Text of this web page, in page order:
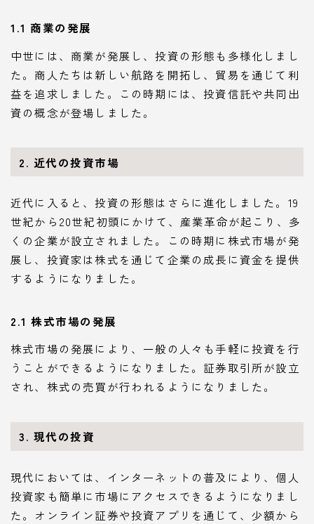
1.1 商業の発展
中世には、商業が発展し、投資の形態も多様化しまし
た。商人たちは新しい航路を開拓し、貿易を通じて利
益を追求しました。この時期には、投資信託や共同出
資の概念が登場しました。
2. 近代の投資市場
近代に入ると、投資の形態はさらに進化しました。19
世紀から20世紀初頭にかけて、産業革命が起こり、多
くの企業が設立されました。この時期に株式市場が発
展し、投資家は株式を通じて企業の成長に資金を提供
するようになりました。
2.1 株式市場の発展
株式市場の発展により、一般の人々も手軽に投資を行
うことができるようになりました。証券取引所が設立
され、株式の売買が行われるようになりました。
3. 現代の投資
現代においては、インターネットの普及により、個人
投資家も簡単に市場にアクセスできるようになりまし
た。オンライン証券や投資アプリを通じて、少額から